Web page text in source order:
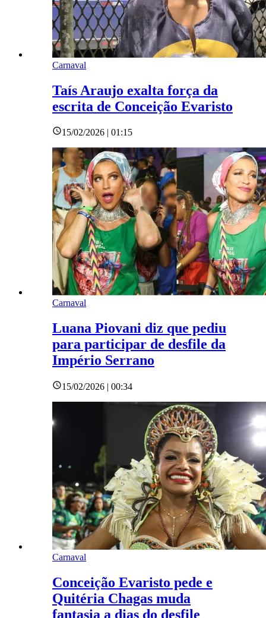
Carnaval
Taís Araujo exalta força da
escrita de Conceição Evaristo
15/02/2026 | 01:15
Carnaval
Luana Piovani diz que pediu
para participar de desfile da
Império Serrano
15/02/2026 | 00:34
Carnaval
Conceição Evaristo pede e
Quitéria Chagas muda
fantasia a dias do desfile